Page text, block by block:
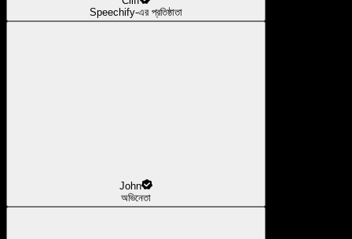
Speechify-এর প্রতিষ্ঠাতা
John
অভিনেতা